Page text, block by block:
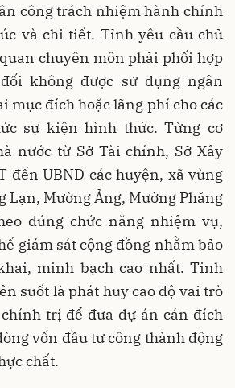
công trách nhiệm hành chính
và chi tiết. Tỉnh yêu cầu chủ
chuyên môn phải phối hợp
không được sử dụng ngân
mục đích hoặc lãng phí cho các
sự kiện hình thức. Từng cơ
nước từ Sở Tài chính, Sở Xây
đến UBND các huyện, xã vùng
Lạn, Mường Ảng, Mường Phăng
đúng chức năng nhiệm vụ,
giám sát cộng đồng nhằm bảo
minh bạch cao nhất. Tinh
suốt là phát huy cao độ vai trò
trị để đưa dự án cán đích
vốn đầu tư công thành động
chất.